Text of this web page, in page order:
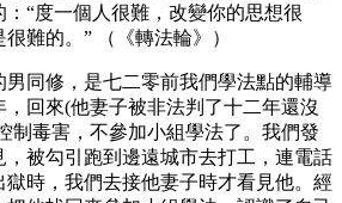
“度一個人很難，改變你的思想很
難的。” （《轉法輪》）
同修，是七二零前我們學法點的輔導
，回來(他妻子被非法判了十二年還沒
制毒害，不參加小組學法了。我們發
被勾引跑到邊遠城市去打工，連電話
時，我們去接他妻子時才看見他。經